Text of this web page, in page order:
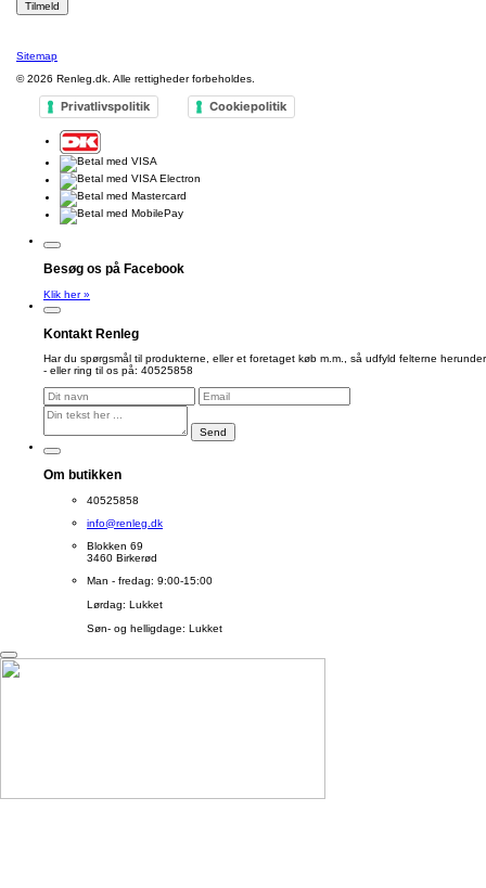
Sitemap
© 2026 Renleg.dk. Alle rettigheder forbeholdes.
Privatlivspolitik Cookiepolitik
Besøg os på Facebook
Klik her »
Kontakt Renleg
Har du spørgsmål til produkterne, eller et foretaget køb m.m., så udfyld felterne herunder
- eller ring til os på: 40525858
Send
Om butikken
40525858
info@renleg.dk
Blokken 69
3460 Birkerød
Man - fredag: 9:00-15:00
Lørdag: Lukket
Søn- og helligdage: Lukket